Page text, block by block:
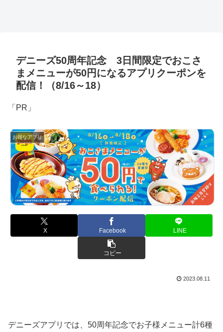
デニーズ50周年記念 3日間限定でおこさ
まメニューが50円になるアプリクーポンを
配信！（8/16～18）
「PR」
お得なアプリ
X Facebook LINE
コピー
2023.08.11
デニーズアプリでは、50周年記念でお子様 メニュー計6種